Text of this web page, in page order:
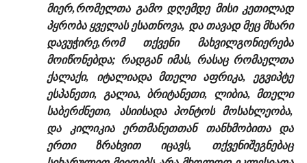
მიერ,რომელთა გამო დღემდე მისი კეთილად
პყრობა ყველას ესათნოვა, და თავად მეც მხარი
დავუჭირე,რომ თქვენი მახვილგონიერება
მოიწონებდა; რადგან იმას, რასაც რომაელთა
ქალაქი, იტალიადა მთელი აფრიკა, ეგვიპტე
ესპანეთი, გალია, ბრიტანეთი, ლიბია, მთელი
საბერძნეთი, ასიისადა პონტოს მოსახლეობა,
და კილიკია ერთმანეთთან თანხმობითა და
ერთი ზრახვით იცავს, თქვენიშეგნებაც